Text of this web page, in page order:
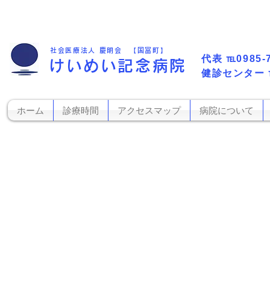
​健診センター
社会医療法人 慶明会 【国富町】
けいめい記念病院 代表​ ℡0985-
ホーム 診療時間 アクセスマップ 病院について